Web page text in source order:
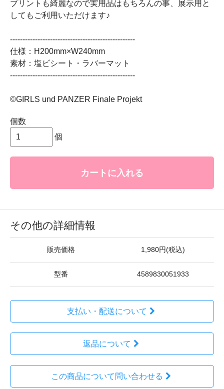
プリントも綺麗なので実用品はもちろんの事、展示用と
してもご利用いただけます♪
--------------------------------------------------
仕様：H200mm×W240mm
素材：塩ビシート・ラバーマット
--------------------------------------------------
©GIRLS und PANZER Finale Projekt
個数
個
カートに入れる
その他の詳細情報
販売価格 1,980円(税込)
型番 4589830051933
支払い・配送について
返品について
この商品について問い合わせる